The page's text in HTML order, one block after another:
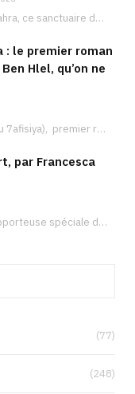
Le palais d’Ennejma Ezzahra, ce sanctuaire de la musique tunisienne et méditerranéenne construit par le…
: le premier roman
Hlel, qu’on ne
Le cave de Hafisa (9abou 7afisiya), premier roman du journaliste tunisien Mohamed Amine Ben Hlel,…
par Francesca
Francesca Albanese, rapporteuse spéciale de l’ONU sur les territoires palestiniens occupés, était à Tunis pour…
(77)
(248)